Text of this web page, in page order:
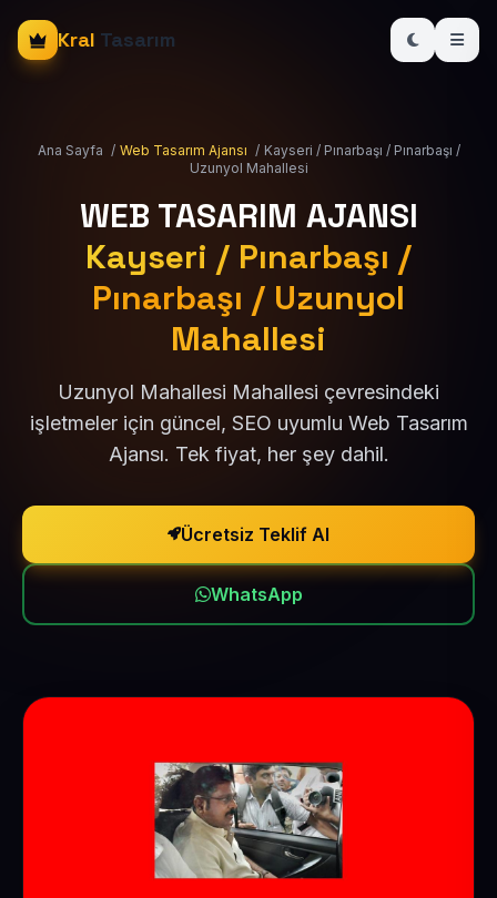
Kral Tasarım
Ana Sayfa / Web Tasarım Ajansı / Kayseri / Pınarbaşı / Pınarbaşı /
Uzunyol Mahallesi
WEB TASARIM AJANSI
Kayseri / Pınarbaşı /
Pınarbaşı / Uzunyol
Mahallesi
Uzunyol Mahallesi Mahallesi çevresindeki
işletmeler için güncel, SEO uyumlu Web Tasarım
Ajansı. Tek fiyat, her şey dahil.
Ücretsiz Teklif Al
WhatsApp